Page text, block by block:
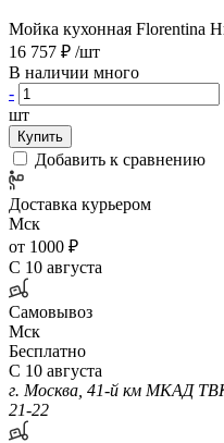
Мойка кухонная Florentina
16 757 ₽ /шт
В наличии много
-
шт
Купить
Добавить к сравнению
Доставка курьером
Мск
от 1000 ₽
С 10 августа
Самовывоз
Мск
Бесплатно
С 10 августа
г. Москва, 41-й км МКАД
21-22